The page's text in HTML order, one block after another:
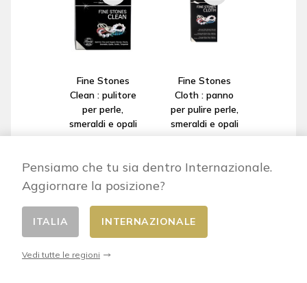
Fine Stones
Clean : pulitore
per perle,
smeraldi e opali
Fine Stones
Cloth : panno
per pulire perle,
smeraldi e opali
Pensiamo che tu sia dentro Internazionale.
Aggiornare la posizione?
ITALIA INTERNAZIONALE
Vedi tutte le regioni